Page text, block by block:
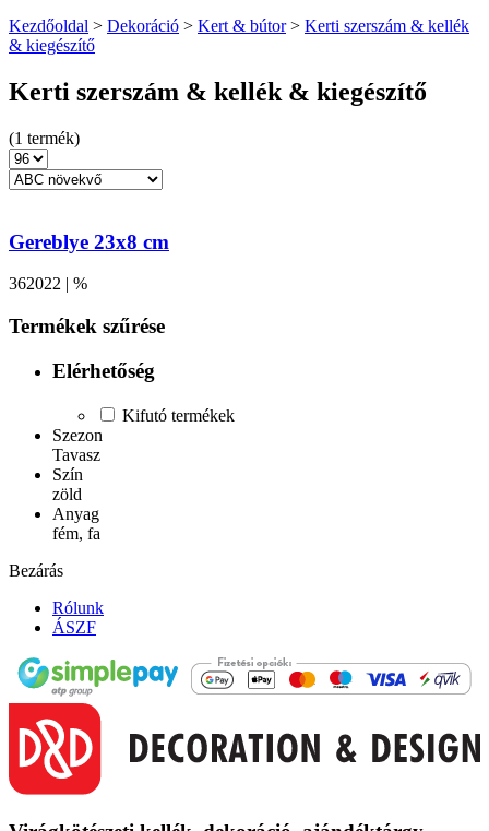
Kezdőoldal > Dekoráció > Kert & bútor> Kerti szerszám & kellék
& kiegészítő
Kerti szerszám & kellék & kiegészítő
(1 termék)
Gereblye 23x8 cm
362022 | %
Termékek szűrése
Elérhetőség
Kifutó termékek
Szezon
Tavasz
Szín
zöld
Anyag
fém, fa
Bezárás
Rólunk
ÁSZF